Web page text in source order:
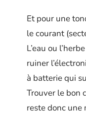
Et pour une
le courant
L’eau ou
ruiner
à batterie qui
Trouver le bon
reste donc une